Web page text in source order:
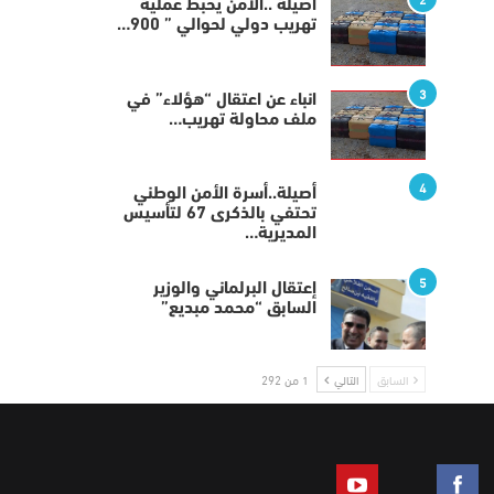
أصيلة ..الأمن يحبط عملية
تهريب دولي لحوالي ” 900…
3
انباء عن اعتقال “هؤلاء” في
ملف محاولة تهريب…
4
أصيلة..أسرة الأمن الوطني
تحتفي بالذكرى 67 لتأسيس
المديرية…
5
إعتقال البرلماني والوزير
السابق “محمد مبديع”
السابق التالي 1 من 292